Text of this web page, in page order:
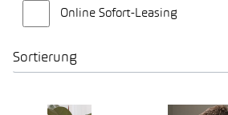
Online Sofort-Leasing
Sortierung